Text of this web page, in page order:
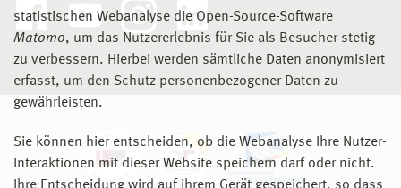
statistischen Webanalyse die Open-Source-Software
Matomo, um das Nutzererlebnis für Sie als Besucher stetig
zu verbessern. Hierbei werden sämtliche Daten anonymisiert
erfasst, um den Schutz personenbezogener Daten zu
gewährleisten.
Sie können hier entscheiden, ob die Webanalyse Ihre Nutzer-
Interaktionen mit dieser Website speichern darf oder nicht.